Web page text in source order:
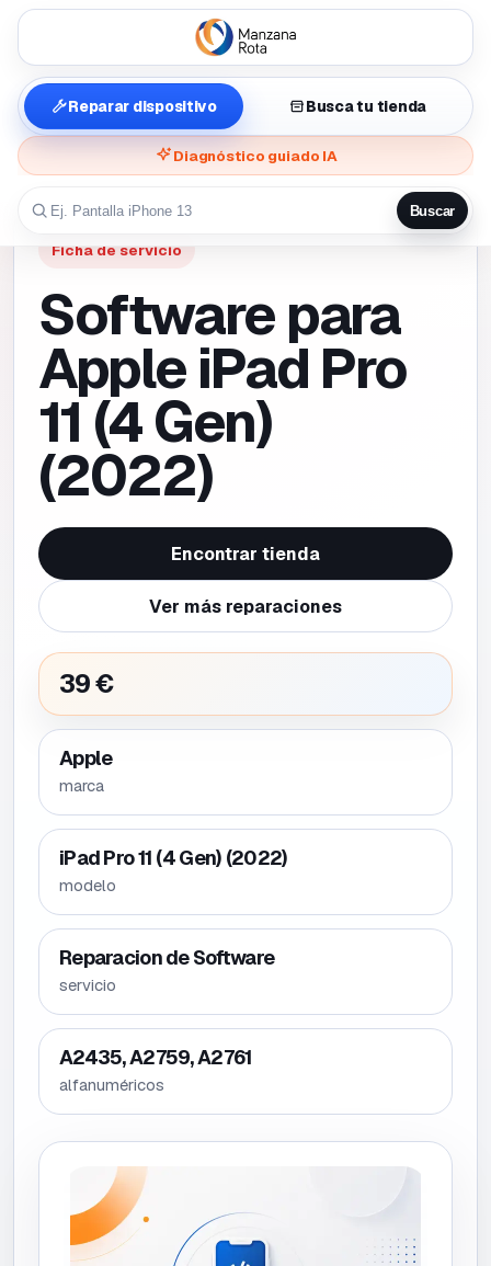
Reparar dispositivo Busca tu tienda
Diagnóstico guiado IA
Buscar
Ficha de servicio
Software para
Apple iPad Pro
11 (4 Gen)
(2022)
Encontrar tienda
Ver más reparaciones
39 €
Apple
marca
iPad Pro 11 (4 Gen) (2022)
modelo
Reparacion de Software
servicio
A2435, A2759, A2761
alfanuméricos